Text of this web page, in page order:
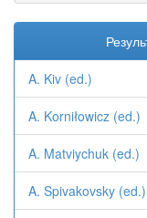
A. Kiv (ed.)
A. Korniłowicz (ed.)
A. Matviychuk (ed.)
A. Spivakovsky (ed.)